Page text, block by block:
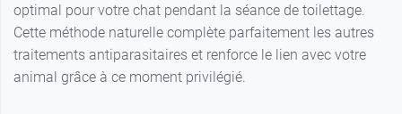
optimal pour votre chat pendant la séance de toilettage.
Cette méthode naturelle complète parfaitement les autres
traitements antiparasitaires et renforce le lien avec votre
animal grâce à ce moment privilégié.